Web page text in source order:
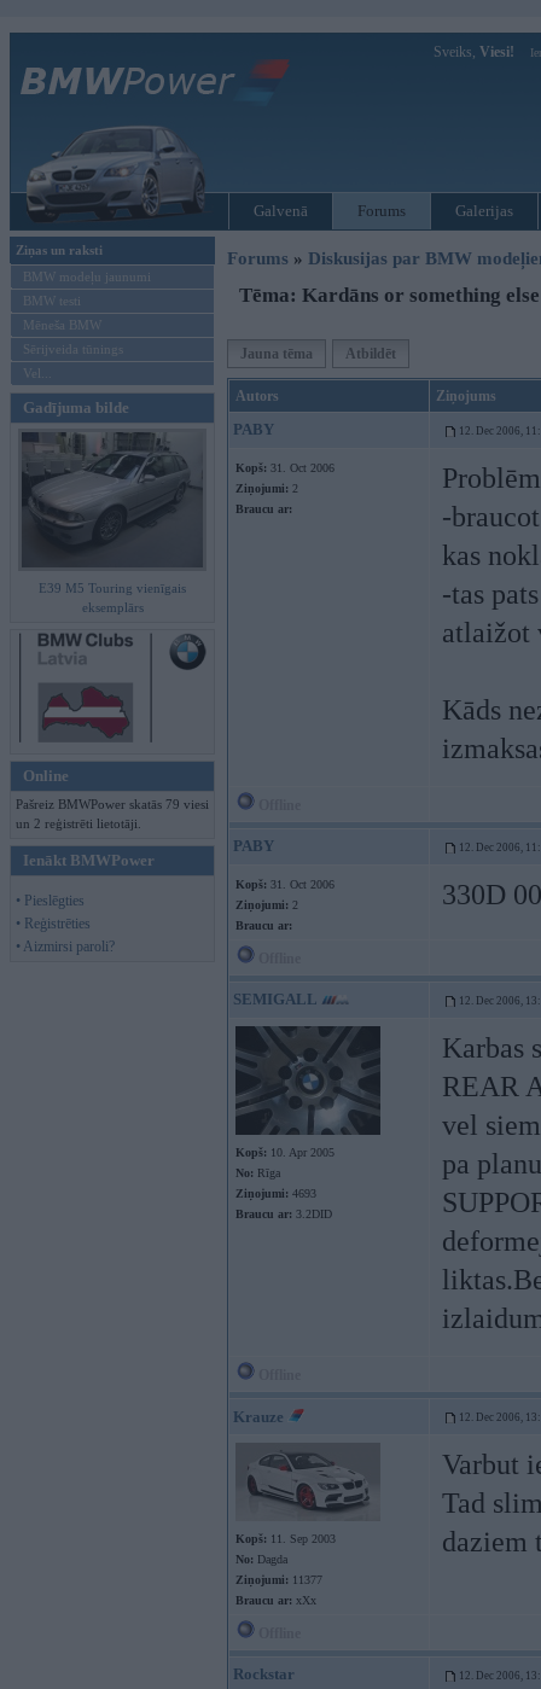
Sveiks, Viesi!
Galvenā Forums Galerijas
Ziņas un raksti
BMW modeļu jaunumi
BMW testi
Mēneša BMW
Sērijveida tūnings
Vel...
Gadījuma bilde
E39 M5 Touring vienīgais
eksemplārs
Online
Pašreiz BMWPower skatās 79 viesi
un 2 reģistrēti lietotāji.
Ienākt BMWPower
• Pieslēgties
• Reģistrēties
• Aizmirsi paroli?
Forums » Diskusijas par BMW
Tēma: Kardāns or something
Jauna tēma Atbildēt
Autors Ziņojums
PABY 12. Dec 2006,
Kopš: 31. Oct 2006
Ziņojumi: 2
Braucu ar:
-
kas
-tas
atlaižot
Kāds
PABY 12. Dec 2006,
Kopš: 31. Oct 2006
Ziņojumi: 2
Braucu ar:
330D
SEMIGALL 12. Dec 2006,
Kopš: 10. Apr 2005
No: Rīga
Ziņojumi: 4693
Braucu ar: 3.2DID
Karbas
REAR
vel
pa
Krauze 12. Dec 2006,
Kopš: 11. Sep 2003
No: Dagda
Ziņojumi: 11377
Braucu ar: xXx
Varbut
Tad
daziem
Rockstar 12. Dec 2006,